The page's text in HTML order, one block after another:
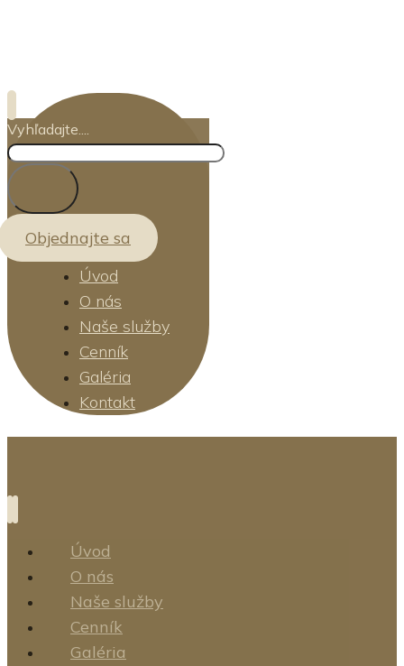
Vyhľadajte....
Objednajte sa
Úvod
O nás
Naše služby
Cenník
Galéria
Kontakt
Úvod
O nás
Naše služby
Cenník
Galéria